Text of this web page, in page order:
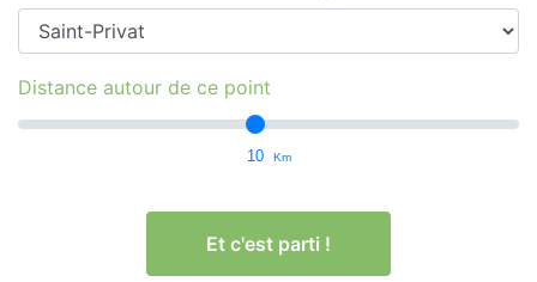
Distance autour de ce point
10 Km
Et c'est parti !